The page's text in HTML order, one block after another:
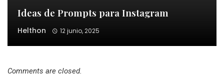
Ideas de Prompts para Instagram
Helthon 12 junio, 2025
Comments are closed.